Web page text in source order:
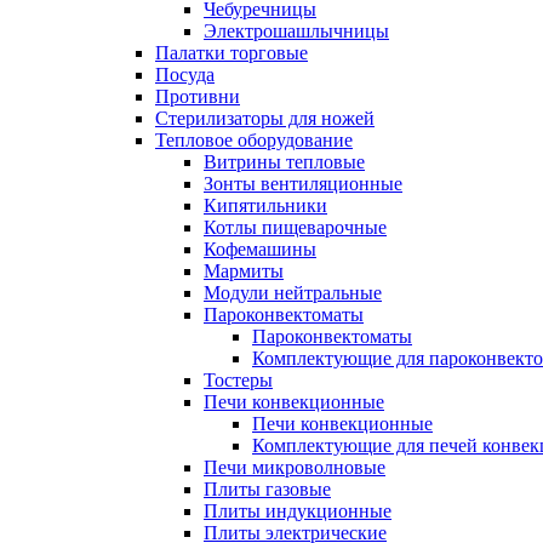
Чебуречницы
Электрошашлычницы
Палатки торговые
Посуда
Противни
Стерилизаторы для ножей
Тепловое оборудование
Витрины тепловые
Зонты вентиляционные
Кипятильники
Котлы пищеварочные
Кофемашины
Мармиты
Модули нейтральные
Пароконвектоматы
Пароконвектоматы
Комплектующие для
Тостеры
Печи конвекционные
Печи конвекционные
Комплектующие для печей
Печи микроволновые
Плиты газовые
Плиты индукционные
Плиты электрические